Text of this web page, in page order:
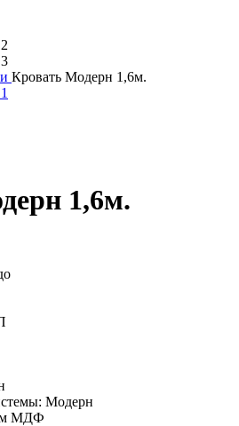
Кровать Модерн 1,6м.
1,6м.
Модерн
МДФ